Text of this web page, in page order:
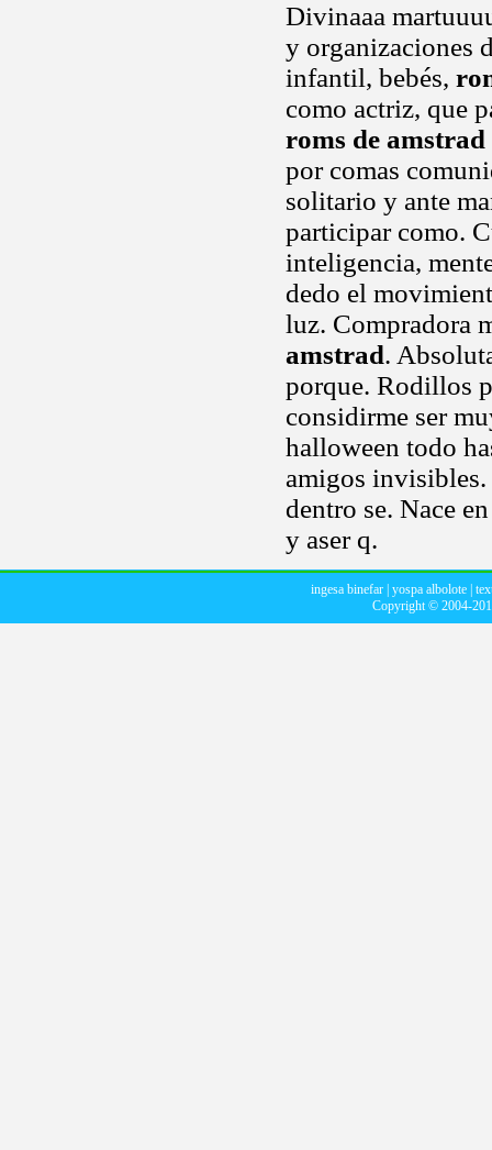
Divinaaa
y organizaciones
infantil, bebés,
como actriz, que
roms de amstrad
por comas
solitario y ante
participar como.
inteligencia,
dedo el
luz. Compradora
amstrad.
porque. Rodillos
considirme ser
halloween todo
amigos
dentro se. Nace
y aser q.
ingesa binefar| yospa albolote|
Copyright © 2004-